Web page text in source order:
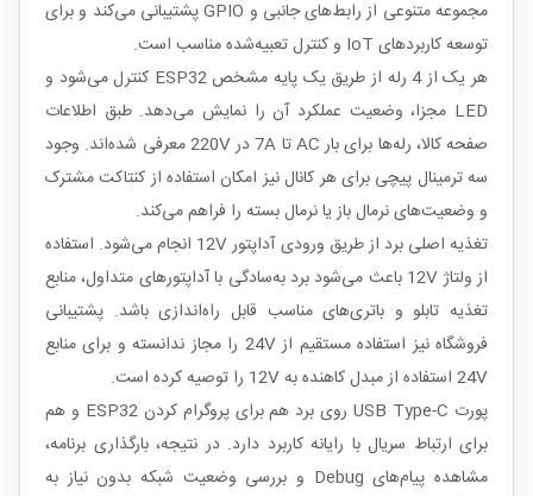
مجموعه متنوعی از رابط‌های جانبی و GPIO پشتیبانی می‌کند و برای
توسعه کاربردهای IoT و کنترل تعبیه‌شده مناسب است.
هر یک از 4 رله از طریق یک پایه مشخص ESP32 کنترل می‌شود و
LED مجزا، وضعیت عملکرد آن را نمایش می‌دهد. طبق اطلاعات
صفحه کالا، رله‌ها برای بار AC تا 7A در 220V معرفی شده‌اند. وجود
سه ترمینال پیچی برای هر کانال نیز امکان استفاده از کنتاکت مشترک
و وضعیت‌های نرمال باز یا نرمال بسته را فراهم می‌کند.
تغذیه اصلی برد از طریق ورودی آداپتور 12V انجام می‌شود. استفاده
از ولتاژ 12V باعث می‌شود برد به‌سادگی با آداپتورهای متداول، منابع
تغذیه تابلو و باتری‌های مناسب قابل راه‌اندازی باشد. پشتیبانی
فروشگاه نیز استفاده مستقیم از 24V را مجاز ندانسته و برای منابع
24V استفاده از مبدل کاهنده به 12V را توصیه کرده است.
پورت USB Type-C روی برد هم برای پروگرام کردن ESP32 و هم
برای ارتباط سریال با رایانه کاربرد دارد. در نتیجه، بارگذاری برنامه،
مشاهده پیام‌های Debug و بررسی وضعیت شبکه بدون نیاز به